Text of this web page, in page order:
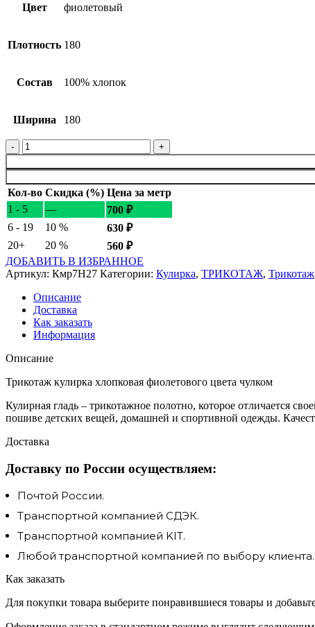
Цвет фиолетовый
Плотность 180
Состав 100% хлопок
Ширина 180
Количество товара Трикотаж кулирка фиолетового цвета
Кол-во Скидка (%) Цена за метр
1 - 5
— 700 ₽
6 - 19
10 % 630 ₽
20+
20 % 560 ₽
ДОБАВИТЬ В ИЗБРАННОЕ
Артикул: Кмр7Н27 Категории: Кулирка, ТРИКОТАЖ, Трикотаж
Описание
Доставка
Как заказать
Информация
Описание
Трикотаж кулирка хлопковая фиолетового цвета чулком
Кулирная гладь – трикотажное полотно, которое отличается
пошиве детских вещей, домашней и спортивной одежды.
Доставка
Доставку по России осуществляем:
Почтой России.
Транспортной компанией СДЭК.
Транспортной компанией KIT.
Любой транспортной компанией по выбору
Как заказать
Для покупки товара выберите понравившиеся товары и